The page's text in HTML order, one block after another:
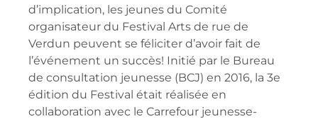
d’implication, les jeunes du Comité
organisateur du Festival Arts de rue de
Verdun peuvent se féliciter d’avoir fait de
l’événement un succès! Initié par le Bureau
de consultation jeunesse (BCJ) en 2016, la 3e
édition du Festival était réalisée en
collaboration avec le Carrefour jeunesse-